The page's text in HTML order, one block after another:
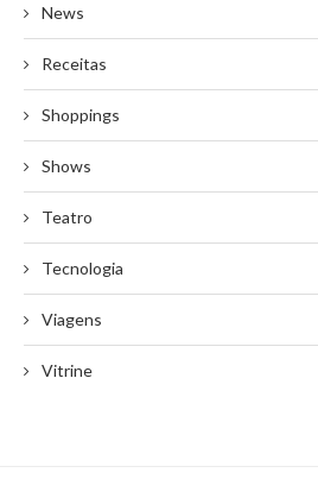
News
Receitas
Shoppings
Shows
Teatro
Tecnologia
Viagens
Vitrine